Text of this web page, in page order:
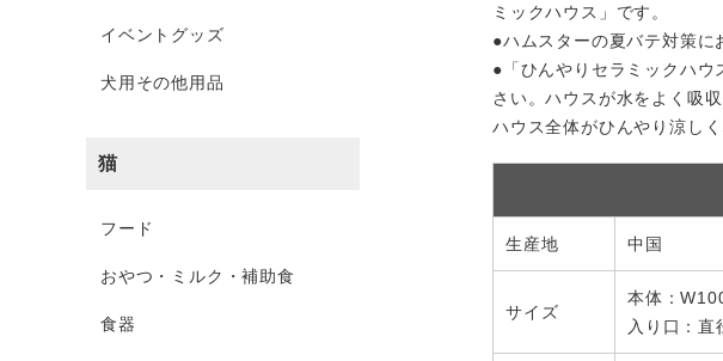
イベントグッズ
犬用その他用品
猫
フード
おやつ・ミルク・補助食
食器
ミックハウス」です。
●ハムスターの夏バテ対策に
●「ひんやりセラミックハ
さい。ハウスが水をよく吸
ハウス全体がひんやり涼しく
生産地 中国
サイズ
本体：
入り口：直